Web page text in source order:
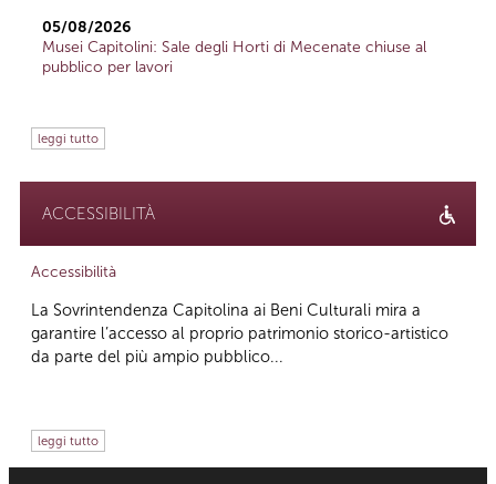
05/08/2026
Musei Capitolini: Sale degli Horti di Mecenate chiuse al
pubblico per lavori
leggi tutto
ACCESSIBILITÀ
Accessibilità
La Sovrintendenza Capitolina ai Beni Culturali mira a
garantire l’accesso al proprio patrimonio storico-artistico
da parte del più ampio pubblico...
leggi tutto